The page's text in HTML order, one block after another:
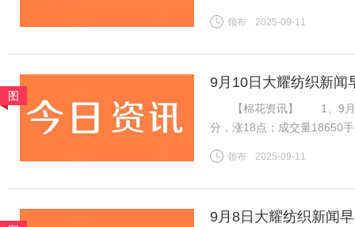
磅，涨0.28美分/磅，折一般
领布 2025-09-11
图
9月10日大耀纺织新闻
【棉花资讯】 1、9月8
分，涨18点；成交量18650
增，对金融市场有非常重要
领布 2025-09-11
9月8日大耀纺织新闻